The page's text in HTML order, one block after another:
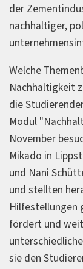
der
nachhaltiger,
Welche
Nachhaltigkeit
die
Modul
November
Mikado in
und Nani
und stellten
Hilfestellungen
fördert und
sie den